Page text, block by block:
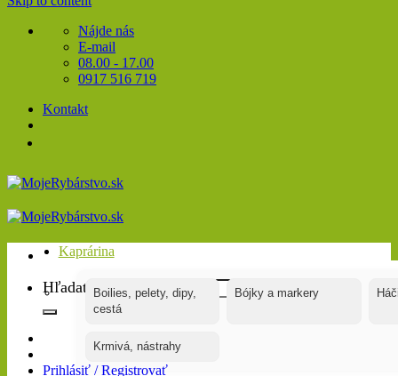
Nájde nás
E-mail
08.00 - 17.00
0917 516 719
Kontakt
Hľadať:
Prihlásiť / Registrovať
Kaprárina
Boilies, pelety, dipy,
cestá
Bójky a markery
Krmivá, nástrahy